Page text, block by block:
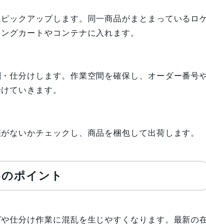
ックアップします。同一商品がまとまっているロ
グカートやコンテナに入れます。
仕分けします。作業空間を確保し、オーダー番号
ていきます。
ないかチェックし、商品を梱包して出荷します。
ポイント
仕分け作業に混乱を生じやすくなります。最新の